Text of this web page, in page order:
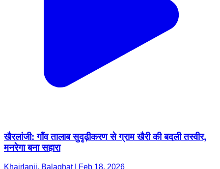
खैरलांजी: गाँव तालाब सुदृढ़ीकरण से ग्राम खैरी की बदली तस्वीर,
मनरेगा बना सहारा
Khairlanji, Balaghat | Feb 18, 2026